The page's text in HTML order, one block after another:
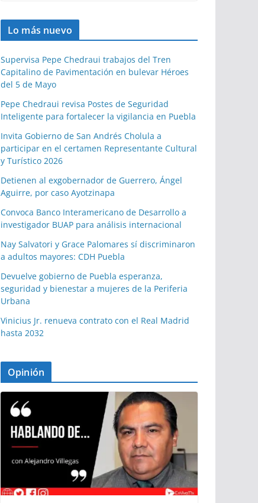
Lo más nuevo
Supervisa Pepe Chedraui trabajos del Tren
Capitalino de Pavimentación en bulevar Héroes
del 5 de Mayo
Pepe Chedraui revisa Postes de Seguridad
Inteligente para fortalecer la vigilancia en Puebla
Invita Gobierno de San Andrés Cholula a
participar en el certamen Representante Cultural
y Turístico 2026
Detienen al exgobernador de Guerrero, Ángel
Aguirre, por caso Ayotzinapa
Convoca Banco Interamericano de Desarrollo a
investigador BUAP para análisis internacional
Nay Salvatori y Grace Palomares sí discriminaron
a adultos mayores: CDH Puebla
Devuelve gobierno de Puebla esperanza,
seguridad y bienestar a mujeres de la Periferia
Urbana
Vinicius Jr. renueva contrato con el Real Madrid
hasta 2032
Opinión